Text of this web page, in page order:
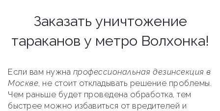
Заказать уничтожение
тараканов у метро Волхонка!
Если вам нужна профессиональная дезинсекция в
Москве, не стоит откладывать решение проблемы.
Чем раньше будет проведена обработка, тем
быстрее можно избавиться от вредителей и